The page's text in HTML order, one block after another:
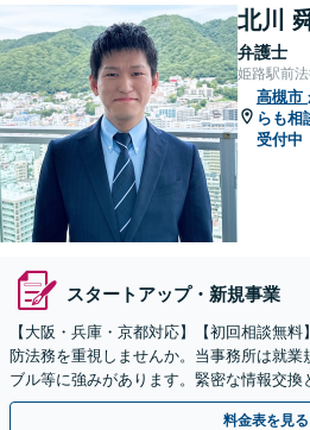
北川
弁護士
姫路駅前
高槻市
らも相
受付中
スタートアップ・新規事業
【大阪・兵庫・京都対応】【初回相談無
防法務を重視しませんか。当事務所は就業
ブル等に強みがあります。緊密な情報交換
営の安定を支えます。スポット相談も歓迎
料金表を見る